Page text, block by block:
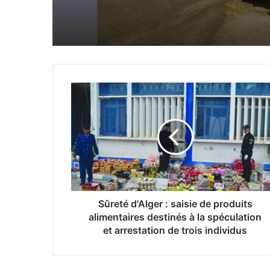
voiture et un camion
t
é
d
'
A
:
Sûreté d'Alger : saisie de produits
alimentaires destinés à la spéculation
et arrestation de trois individus